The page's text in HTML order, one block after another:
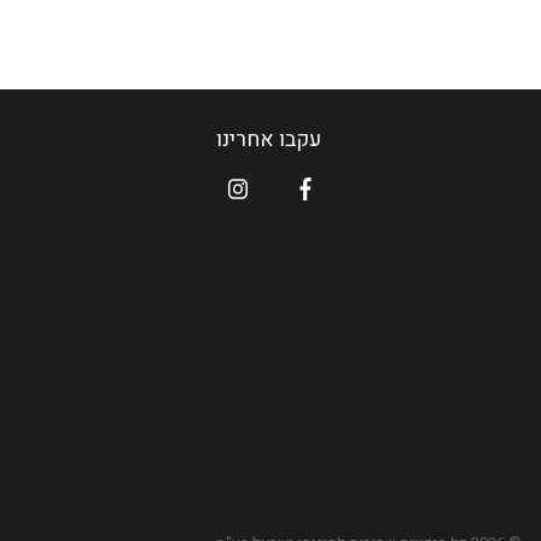
עקבו אחרינו